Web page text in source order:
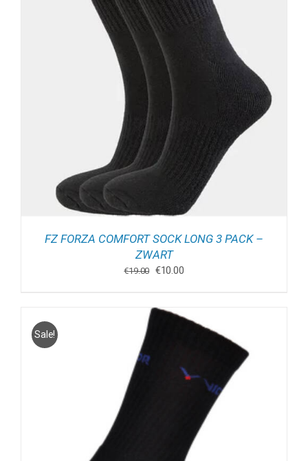
FZ FORZA COMFORT SOCK LONG 3 PACK –
ZWART
€19.00 Oorspronkelijke
€19.00.
€10.00Huidige
€10.00.
Sale!